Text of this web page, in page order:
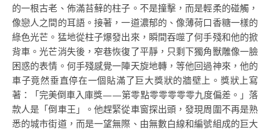
的一根古老、佈滿苔蘚的柱子。不是撞擊，而是輕柔的碰觸，
像戀人之間的耳語。接著，一道濃郁的、像薄荷口香糖一樣的
綠色光芒。猛地從柱子爆發出來，瞬間吞噬了何手殘和他的掀
背車。光芒消失後，窄巷恢復了平靜，只剩下獨角獸雕像一臉
困惑的表情。何手殘感覺一陣天旋地轉，等他回過神來，他的
車子竟然垂直停在一個貼滿了巨大獎狀的牆壁上。獎狀上寫
著：「完美倒車入庫獎——第零點零零零零零九度偏差。」落
款人是「倒車王」。他趕緊從車窗探出頭，發現周圍不再是熟
悉的城市街道，而是一望無際、由無數白線和編號組成的巨大